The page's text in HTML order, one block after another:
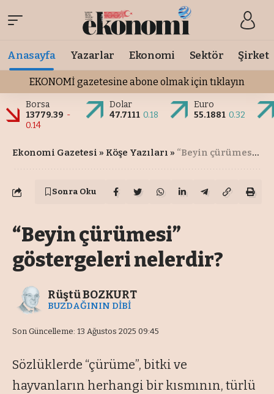
Anasayfa Yazarlar Ekonomi Sektör Şirket
EKONOMİ gazetesine abone olmak için tıklayın
Borsa
13779.39 -
0.14
Dolar
47.7111 0.18
Euro
55.1881 0.32
Ekonomi Gazetesi » Köşe Yazıları » “Beyin çürümesi” göstergeleri nelerdir?
Sonra Oku
“Beyin çürümesi”
göstergeleri nelerdir?
Son Güncelleme: 13 Ağustos 2025 09:45
Rüştü BOZKURT
BUZDAĞININ DİBİ
Sözlüklerde “çürüme”, bitki ve
hayvanların herhangi bir kısmının, türlü